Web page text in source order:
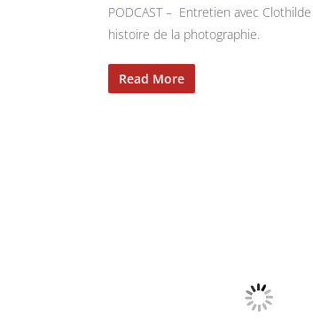
PODCAST – Entretien avec
histoire de la photographie.
Read More